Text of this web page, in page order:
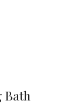
Bath